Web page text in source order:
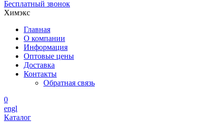
Бесплатный звонок
Химэкс
Главная
О компании
Информация
Оптовые цены
Доставка
Контакты
Обратная связь
0
engl
Каталог